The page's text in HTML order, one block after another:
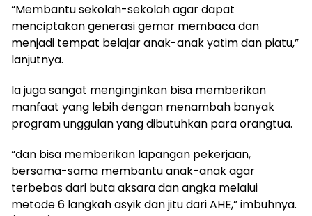
“Membantu sekolah-sekolah agar dapat
menciptakan generasi gemar membaca dan
menjadi tempat belajar anak-anak yatim dan piatu,”
lanjutnya.
Ia juga sangat menginginkan bisa memberikan
manfaat yang lebih dengan menambah banyak
program unggulan yang dibutuhkan para orangtua.
“dan bisa memberikan lapangan pekerjaan,
bersama-sama membantu anak-anak agar
terbebas dari buta aksara dan angka melalui
metode 6 langkah asyik dan jitu dari AHE,” imbuhnya.